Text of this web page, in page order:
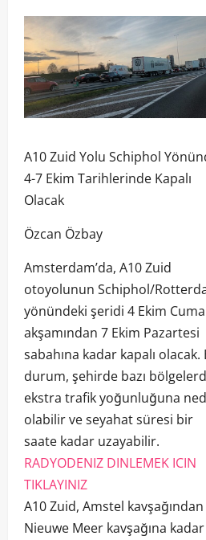
A10 Zuid Yolu Schiphol
4-7 Ekim Tarihlerinde Kapalı
Olacak
Özcan Özbay
Amsterdam’da, A10 Zuid
otoyolunun Schiphol/
yönündeki şeridi 4 Ekim Cuma
akşamından 7 Ekim Pazartesi
sabahına kadar kapalı olacak.
durum, şehirde bazı
ekstra trafik yoğunluğuna
olabilir ve seyahat süresi bir
saate kadar uzayabilir.
RADYODENIZ DINLEMEK ICIN
TIKLAYINIZ
A10 Zuid, Amstel kavşağından
Nieuwe Meer kavşağına kadar